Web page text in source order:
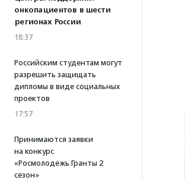
онкопациентов в шести
регионах России
18:37
Российским студентам могут
разрешить защищать
дипломы в виде социальных
проектов
17:57
Принимаются заявки
на конкурс
«Росмолодежь.Гранты 2
сезон»